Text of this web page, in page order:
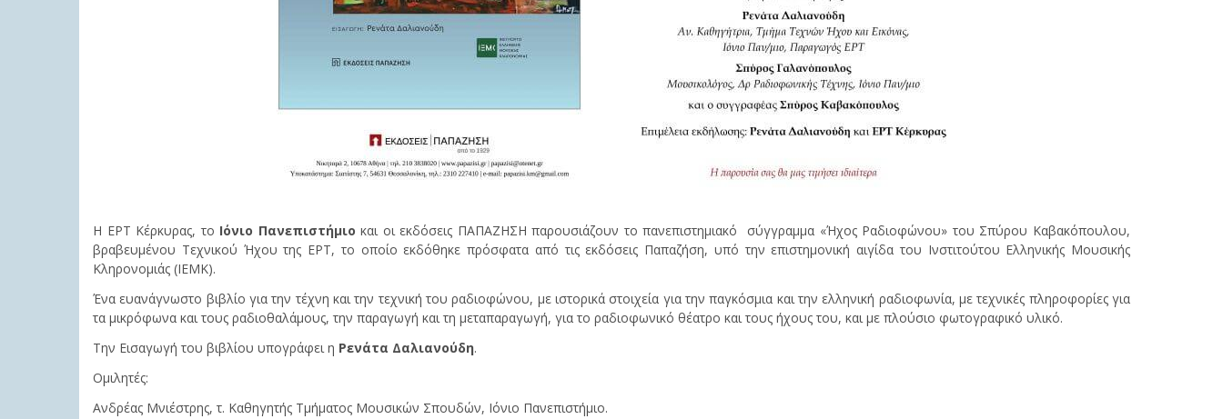
Η ΕΡΤ Κέρκυρας, το Ιόνιο Πανεπιστήμιο και οι εκδόσεις ΠΑΠΑΖΗΣΗ παρουσιάζουν το πανεπιστημιακό σύγγραμμα «Ήχος Ραδιοφώνου» του Σπύρου Καβακόπουλου,
βραβευμένου Τεχνικού Ήχου της ΕΡΤ, το οποίο εκδόθηκε πρόσφατα από τις εκδόσεις Παπαζήση, υπό την επιστημονική αιγίδα του Ινστιτούτου Ελληνικής Μουσικής
Κληρονομιάς (ΙΕΜΚ).
Ένα ευανάγνωστο βιβλίο για την τέχνη και την τεχνική του ραδιοφώνου, με ιστορικά στοιχεία για την παγκόσμια και την ελληνική ραδιοφωνία, με τεχνικές πληροφορίες για
τα μικρόφωνα και τους ραδιοθαλάμους, την παραγωγή και τη μεταπαραγωγή, για το ραδιοφωνικό θέατρο και τους ήχους του, και με πλούσιο φωτογραφικό υλικό.
Την Εισαγωγή του βιβλίου υπογράφει η Ρενάτα Δαλιανούδη.
Ομιλητές:
Ανδρέας Μνιέστρης, τ. Καθηγητής Τμήματος Μουσικών Σπουδών, Ιόνιο Πανεπιστήμιο.